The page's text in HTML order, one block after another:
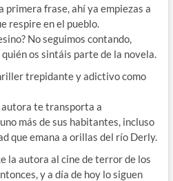
primera frase, ahí ya empiezas a
respire en el pueblo.
No seguimos contando,
os sintáis parte de la novela.
trepidante y adictivo como
autora te transporta a
más de sus habitantes, incluso
que emana a orillas del río Derly.
la autora al cine de terror de los
y a día de hoy lo siguen